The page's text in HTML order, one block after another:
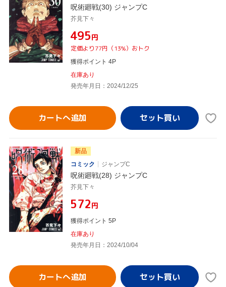
呪術廻戦(30) ジャンプC
芥見下々
¥495円
定価より77円（13%）おトク
獲得ポイント 4P
在庫あり
発売年月日：2024/12/25
カートへ追加
新品
コミック
ジャンプC
呪術廻戦(28) ジャンプC
芥見下々
¥572円
獲得ポイント 5P
在庫あり
発売年月日：2024/10/04
カートへ追加